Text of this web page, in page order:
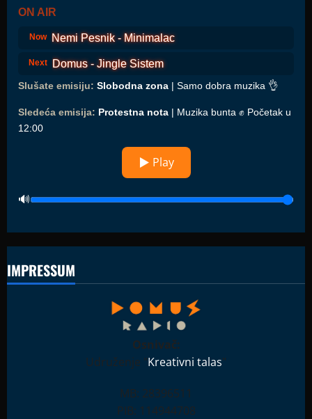
ON AIR
Now Nemi Pesnik - Minimalac
Next Domus - Jingle Sistem
Slušate emisiju: Slobodna zona | Samo dobra muzika 👌
Sledeća emisija: Protestna nota | Muzika bunta ✊ Početak u
12:00
▶ Play
IMPRESSUM
Osnivač:
Udruženje "Kreativni talas"
MB: 28396511
PIB: 114944708